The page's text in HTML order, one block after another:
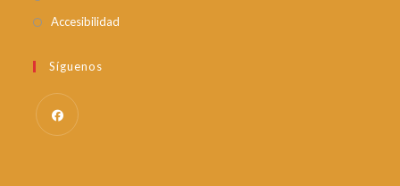
Accesibilidad
Síguenos